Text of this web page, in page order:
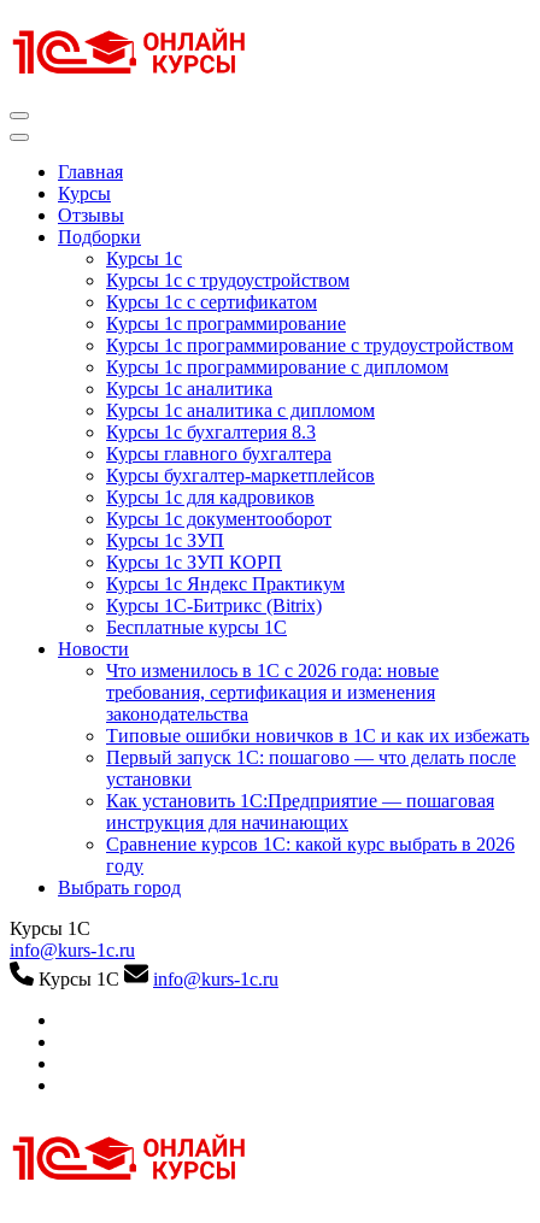
к
содержимому
Главная
Курсы
Отзывы
Подборки
Курсы 1с
Курсы 1с с трудоустройством
Курсы 1с с сертификатом
Курсы 1с программирование
Курсы 1с программирование с трудоустройством
Курсы 1с программирование с дипломом
Курсы 1с аналитика
Курсы 1с аналитика с дипломом
Курсы 1с бухгалтерия 8.3
Курсы главного бухгалтера
Курсы бухгалтер-маркетплейсов
Курсы 1с для кадровиков
Курсы 1с документооборот
Курсы 1с ЗУП
Курсы 1с ЗУП КОРП
Курсы 1с Яндекс Практикум
Курсы 1С-Битрикс (Bitrix)
Бесплатные курсы 1С
Новости
Что изменилось в 1С с 2026 года: новые
требования, сертификация и изменения
законодательства
Типовые ошибки новичков в 1С и как их избежать
Первый запуск 1С: пошагово — что делать после
установки
Как установить 1С:Предприятие — пошаговая
инструкция для начинающих
Сравнение курсов 1С: какой курс выбрать в 2026
году
Выбрать город
Курсы 1С
info@kurs-1c.ru
Курсы 1С
info@kurs-1c.ru